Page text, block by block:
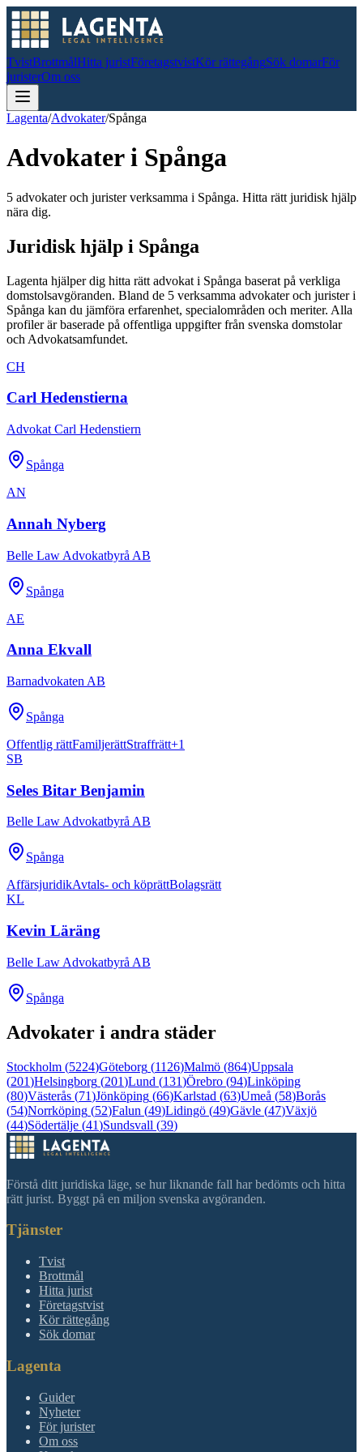
TvistBrottmålHitta juristFöretagstvistKör rättegångSök domarFör
juristerOm oss
Lagenta/Advokater/Spånga
Advokater i Spånga
5 advokater och jurister verksamma i Spånga. Hitta rätt juridisk hjälp
nära dig.
Juridisk hjälp i Spånga
Lagenta hjälper dig hitta rätt advokat i Spånga baserat på verkliga
domstolsavgöranden. Bland de 5 verksamma advokater och jurister i
Spånga kan du jämföra erfarenhet, specialområden och meriter. Alla
profiler är baserade på offentliga uppgifter från svenska domstolar
och Advokatsamfundet.
CH
Carl Hedenstierna
Advokat Carl Hedenstiern
Spånga
AN
Annah Nyberg
Belle Law Advokatbyrå AB
Spånga
AE
Anna Ekvall
Barnadvokaten AB
Spånga
Offentlig rättFamiljerättStraffrätt+1
SB
Seles Bitar Benjamin
Belle Law Advokatbyrå AB
Spånga
AffärsjuridikAvtals- och köprättBolagsrätt
KL
Kevin Läräng
Belle Law Advokatbyrå AB
Spånga
Advokater i andra städer
Stockholm (5224)Göteborg (1126)Malmö (864)Uppsala
(201)Helsingborg (201)Lund (131)Örebro (94)Linköping
(80)Västerås (71)Jönköping (66)Karlstad (63)Umeå (58)Borås
(54)Norrköping (52)Falun (49)Lidingö (49)Gävle (47)Växjö
(44)Södertälje (41)Sundsvall (39)
Förstå ditt juridiska läge, se hur liknande fall har bedömts och hitta
rätt jurist. Byggt på en miljon svenska avgöranden.
Tjänster
Tvist
Brottmål
Hitta jurist
Företagstvist
Kör rättegång
Sök domar
Lagenta
Guider
Nyheter
För jurister
Om oss